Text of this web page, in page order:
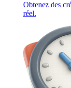
Obtenez des
réel.